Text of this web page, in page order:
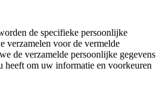
de specifieke persoonlijke
verzamelen voor de vermelde
de verzamelde persoonlijke gegevens
heeft om uw informatie en voorkeuren